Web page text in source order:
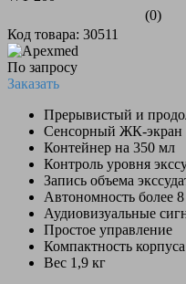
(0)
Код товара: 30511
По запросу
Заказать
Прерывистый и
Сенсорный ЖК-экран
Контейнер на 350 мл
Контроль уровня
Запись объема
Автономность более
Аудиовизуальные
Простое управление
Компактность корпуса
Вес 1,9 кг